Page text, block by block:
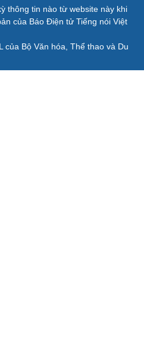
thông tin nào từ website này khi
của Báo Điện tử Tiếng nói Việt
của Bộ Văn hóa, Thể thao và Du